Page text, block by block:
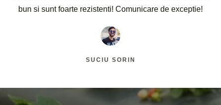
bun si sunt foarte rezistenti! Comunicare de exceptie!
SUCIU SORIN